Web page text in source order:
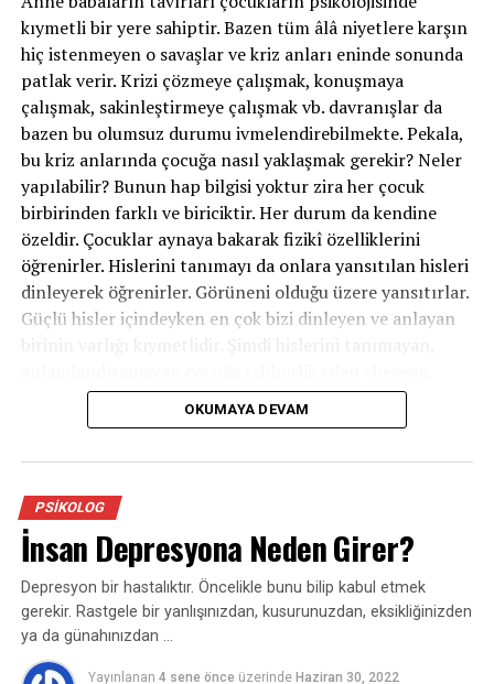
kıymetli bir yere sahiptir. Bazen tüm âlâ niyetlere karşın
hiç istenmeyen o savaşlar ve kriz anları eninde sonunda
patlak verir. Krizi çözmeye çalışmak, konuşmaya
çalışmak, sakinleştirmeye çalışmak vb. davranışlar da
bazen bu olumsuz durumu ivmelendirebilmekte. Pekala,
bu kriz anlarında çocuğa nasıl yaklaşmak gerekir? Neler
yapılabilir? Bunun hap bilgisi yoktur zira her çocuk
birbirinden farklı ve biriciktir. Her durum da kendine
özeldir. Çocuklar aynaya bakarak fizikî özelliklerini
öğrenirler. Hislerini tanımayı da onlara yansıtılan hisleri
dinleyerek öğrenirler. Görüneni olduğu üzere yansıtırlar.
Güçlü hisler içindeyken en çok bizi dinleyen ve anlayan
onun gelişim sürecinde kıymetli bir dayanak olur. İleride
öfkesini denetim edebilmeyi öğrenebilmesi için evvel
değinmek yerinde olacaktır: Zihnimizin iki tarafı var. Bir
tarafı hislerle, bir taraf mantıkla alakalı. Biz şayet bir his
yoğunluğu içerisindeysek, karşımızdaki kişi o sırada bize
mantıksal bir şeylerle gelirse, biz onu geri
püskürtüyoruz. Çocuk da tıpkı halde. O his yoğunluğu
içerisindeyken, artık kızdığı şey neyse: “Evet, anlıyorum.
Şu an, şu şu şu sebeple öfkelisin. Ben de küçükken bu
OKUMAYA DEVAM
PSIKOLOG
İnsan Depresyona Neden Girer?
Depresyon bir hastalıktır. Öncelikle bunu bilip kabul etmek
gerekir. Rastgele bir yanlışınızdan, kusurunuzdan, eksikliğinizden
ya da günahınızdan …
Yayınlanan 4 sene önce üzerinde Haziran 30, 2022